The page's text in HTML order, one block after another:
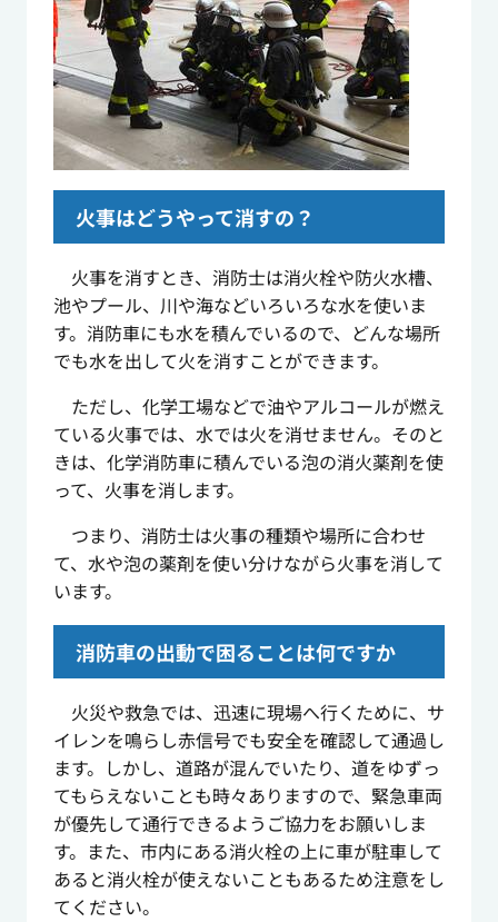
火事はどうやって消すの？
火事を消すとき、消防士は消火栓や防火水槽、
池やプール、川や海などいろいろな水を使いま
す。消防車にも水を積んでいるので、どんな場所
でも水を出して火を消すことができます。
ただし、化学工場などで油やアルコールが燃え
ている火事では、水では火を消せません。そのと
きは、化学消防車に積んでいる泡の消火薬剤を使
って、火事を消します。
つまり、消防士は火事の種類や場所に合わせ
て、水や泡の薬剤を使い分けながら火事を消して
います。
消防車の出動で困ることは何ですか
火災や救急では、迅速に現場へ行くために、サ
イレンを鳴らし赤信号でも安全を確認して通過し
ます。しかし、道路が混んでいたり、道をゆずっ
てもらえないことも時々ありますので、緊急車両
が優先して通行できるようご協力をお願いしま
す。また、市内にある消火栓の上に車が駐車して
あると消火栓が使えないこともあるため注意をし
てください。